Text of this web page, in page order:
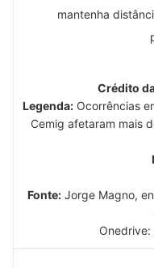
mantenha
Crédito
Legenda:Ocorrências
Cemig afetaram mais
Fonte: Jorge Magno,
Onedrive: